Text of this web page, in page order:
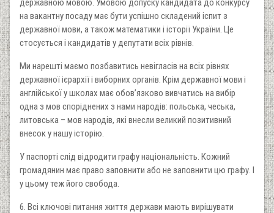
державною мовою. Умовою допуску кандидата до конкурсу
на вакантну посаду має бути успішно складений іспит з
державної мови, а також математики і історії України. Це
стосується і кандидатів у депутати всіх рівнів.
Ми нарешті маємо позбавитись невігласів на всіх рівнях
державної ієрархії і виборних органів. Крім державної мови і
англійської у школах має обов’язково вивчатись на вибір
одна з мов споріднених з нами народів: польська, чеська,
литовська – мов народів, які внесли великий позитивний
внесок у нашу історію.
У паспорті слід відродити графу національність. Кожний
громадянин має право заповнити або не заповнити цю графу. І
у цьому теж його свобода.
6. Всі ключові питання життя держави мають вирішувати